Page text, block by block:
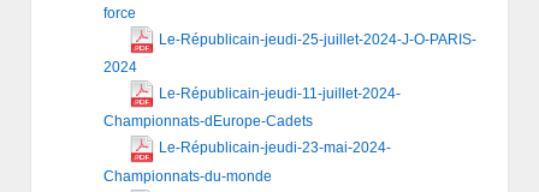
force
Le-Républicain-jeudi-25-juillet-2024-J-O-PARIS-
2024
Le-Républicain-jeudi-11-juillet-2024-
Championnats-dEurope-Cadets
Le-Républicain-jeudi-23-mai-2024-
Championnats-du-monde